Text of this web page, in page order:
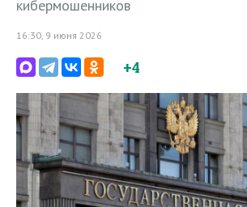
кибермошенников
16:30, 9 июня 2026
+4